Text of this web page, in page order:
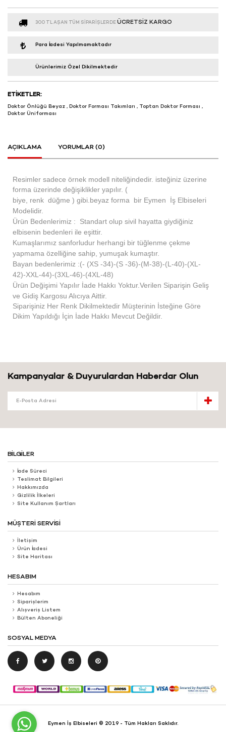
300 TL AŞAN TÜM SIPARIŞLERDEÜCRETSIZ KARGO
Para İadesi Yapılmamaktadır
Ürünlerimiz Özel Dikilmektedir
ETIKETLER:
Doktor Önlüğü Beyaz , Doktor Forması Takımları , Toptan Doktor Forması ,
Doktor Üniforması
AÇIKLAMA YORUMLAR (0)
Resimler sadece örnek modell niteliğindedir. isteğiniz üzerine
forma üzerinde değişiklikler yapılır. (
biye, renk düğme ) gibi.beyaz forma bir Eymen İş Elbiseleri
Modelidir.
Ürün Bedenlerimiz : Standart olup sivil hayatta giydiğiniz
elbisenin bedenleri ile eşittir.
Kumaşlarımız sanforludur herhangi bir tüğlenme çekme
yapmama özelliğine sahip, yumuşak kumaştır.
Bayan bedenlerimiz :(- (XS -34)-(S -36)-(M-38)-(L-40)-(XL-
42)-XXL-44)-(3XL-46)-(4XL-48)
Ürün Değişimi Yapılır İade Hakkı Yoktur.Verilen Siparişin Geliş
ve Gidiş Kargosu Alıcıya Aittir.
Siparişiniz Her Renk Dikilmektedir Müşterinin İsteğine Göre
Dikim Yapıldığı İçin İade Hakkı Mevcut Değildir.
Kampanyalar & Duyurulardan Haberdar Olun
BILGILER
İade Süreci
Teslimat Bilgileri
Hakkımızda
Gizlilik İlkeleri
Site Kullanım Şartları
MÜŞTERI SERVISI
İletişim
Ürün İadesi
Site Haritası
HESABIM
Hesabım
Siparişlerim
Alışveriş Listem
Bülten Aboneliği
SOSYAL MEDYA
Eymen İş Elbiseleri © 2019 - Tüm Hakları Saklıdır.